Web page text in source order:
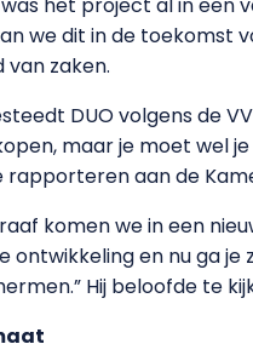
we dit in de toekomst
zaken.
DUO volgens de
maar je moet wel
rapporteren aan de
komen we in een
ontwikkeling en nu ga
Hij beloofde te